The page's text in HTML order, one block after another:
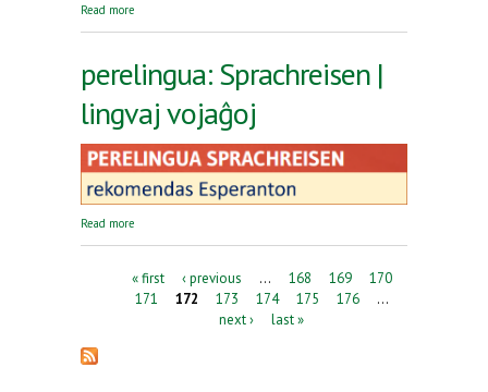
Read more
perelingua: Sprachreisen |
lingvaj vojaĝoj
Read more
Pages« first ‹ previous … 168 169
170
171
172 173 174 175 176
…
next ›
last »